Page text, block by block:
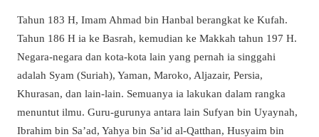
Tahun 183 H, Imam Ahmad bin Hanbal berangkat ke Kufah.
Tahun 186 H ia ke Basrah, kemudian ke Makkah tahun 197 H.
Negara-negara dan kota-kota lain yang pernah ia singgahi
adalah Syam (Suriah), Yaman, Maroko, Aljazair, Persia,
Khurasan, dan lain-lain. Semuanya ia lakukan dalam rangka
menuntut ilmu. Guru-gurunya antara lain Sufyan bin Uyaynah,
Ibrahim bin Sa’ad, Yahya bin Sa’id al-Qatthan, Husyaim bin